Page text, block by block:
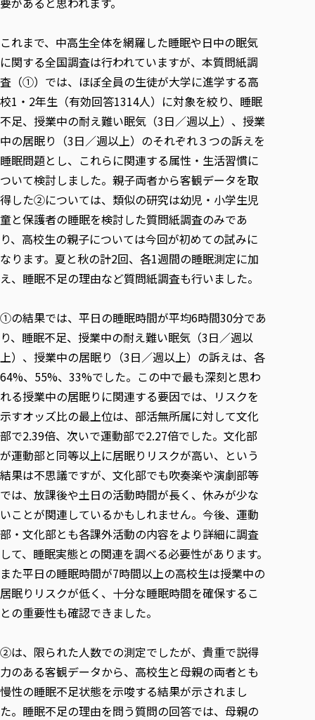
これまで、中高生全体を網羅した睡眠や日中の眠気
に関する全国調査は行われていますが、本質問紙調
査（①）では、ほぼ全員の生徒が大学に進学する高
校1・2年生（有効回答1314人）に対象を絞り、睡眠
不足、授業中の耐え難い眠気（3日／週以上）、授業
中の居眠り（3日／週以上）のそれぞれ３つの訴えを
睡眠問題とし、これらに関連する属性・生活習慣に
ついて検討しました。親子両者から客観データを取
得した②については、類似の研究は幼児・小学生児
童と保護者の睡眠を検討した質問紙調査のみであ
り、高校生の親子については今回が初めての試みに
なります。夏と秋の計2回、各1週間の睡眠測定に加
え、睡眠不足の理由など質問紙調査も行いました。
①の結果では、平日の睡眠時間が平均6時間30分であ
り、睡眠不足、授業中の耐え難い眠気（3日／週以
上）、授業中の居眠り（3日／週以上）の訴えは、各
64%、55%、33%でした。この中で最も深刻と思わ
れる授業中の居眠りに関連する要因では、リスクを
示すオッズ比の最上位は、部活無所属に対して文化
部で2.39倍、次いで運動部で2.27倍でした。文化部
が運動部と同等以上に居眠りリスクが高い、という
結果は不思議ですが、文化部でも吹奏楽や演劇部等
では、放課後や土日の活動時間が長く、休みが少な
いことが関連しているかもしれません。今後、運動
部・文化部とも各課外活動の内容をより詳細に調査
して、睡眠実態との関連を調べる必要性があります。
また平日の睡眠時間が7時間以上の高校生は授業中の
居眠りリスクが低く、十分な睡眠時間を確保するこ
との重要性も確認できました。
②は、限られた人数での測定でしたが、貴重で説得
力のある客観データから、高校生と母親の両者とも
慢性の睡眠不足状態を示唆する結果が示されまし
た。睡眠不足の理由を問う質問の回答では、母親の